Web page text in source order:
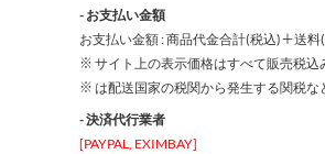
- お支払い金額
お支払い金額 : 商品代金合計(税込)＋送料
※ サイト上の表示価格はすべて販売税込
※ は配送国家の税関から発生する関税な
- 決済代行業者
[PAYPAL, EXIMBAY]